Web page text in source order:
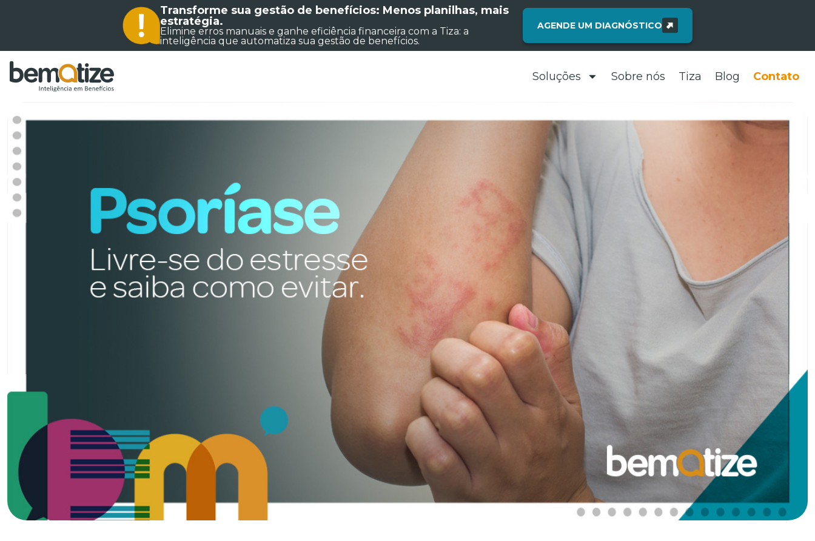
Transforme sua gestão de benefícios: Menos planilhas, mais
estratégia.
Elimine erros manuais e ganhe eficiência financeira com a Tiza: a
inteligência que automatiza sua gestão de benefícios.
AGENDE UM DIAGNÓSTICO
Soluções Sobre nós Tiza Blog Contato